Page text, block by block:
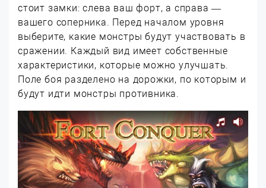
стоит замки: слева ваш форт, а справа —
вашего соперника. Перед началом уровня
выберите, какие монстры будут участвовать в
сражении. Каждый вид имеет собственные
характеристики, которые можно улучшать.
Поле боя разделено на дорожки, по которым и
будут идти монстры противника.